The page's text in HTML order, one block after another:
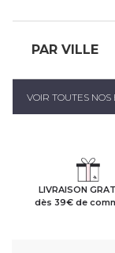
PAR VILLE
VOIR TOUTES NOS
LIVRAISON
dès 39€ de